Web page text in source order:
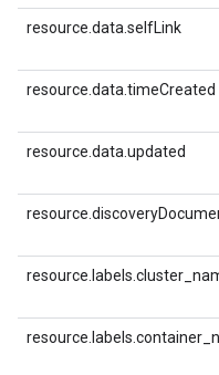
resource.data.selfLink
resource.data.timeCreated
resource.data.updated